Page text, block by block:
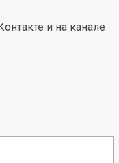
и на канале